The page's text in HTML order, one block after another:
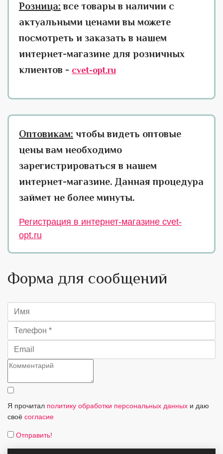
Розница: все товары в наличии с
актуальными ценами вы можете
посмотреть и заказать в нашем
интернет-магазине для розничных
клиентов - cvet-opt.ru
Оптовикам: чтобы видеть оптовые
цены вам необходимо
зарегистрироваться в нашем
интернет-магазине. Данная процедура
займет не более минуты.
Регистрация в интернет-магазине cvet-
opt.ru
Форма для сообщений
Я прочитал политику обработки персональных данных и даю
своё согласие
Отправить!